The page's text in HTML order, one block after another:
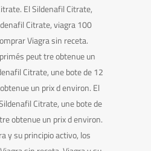
El Sildenafil Citrate,
Citrate, viagra 100
Viagra sin receta.
peut tre obtenue un
Citrate, une bote de 12
un prix d environ. El
Citrate, une bote de
obtenue un prix d environ.
y su principio activo, los